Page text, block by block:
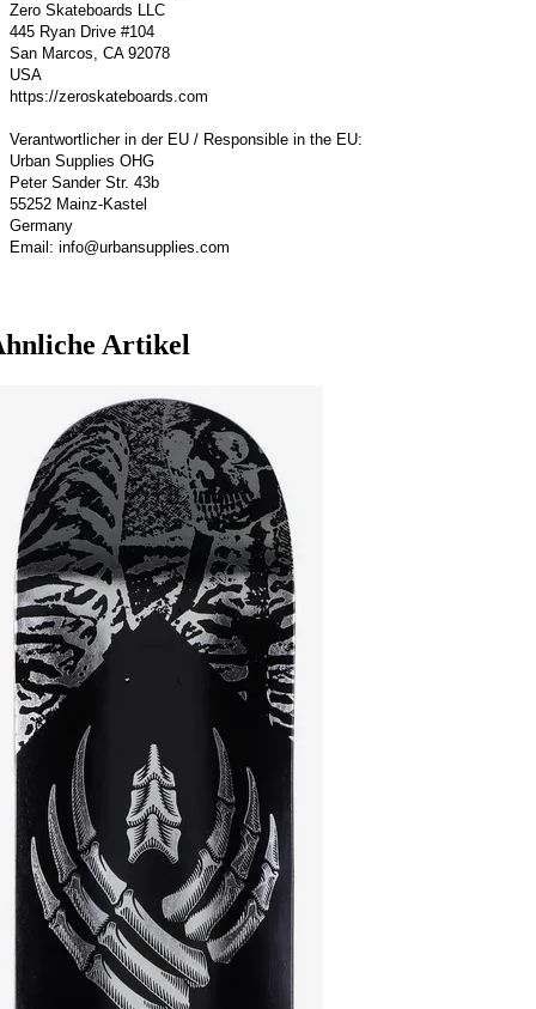
Zero Skateboards LLC
445 Ryan Drive #104
San Marcos, CA 92078
USA
https://zeroskateboards.com
Verantwortlicher in der EU / Responsible in the EU:
Urban Supplies OHG
Peter Sander Str. 43b
55252 Mainz-Kastel
Germany
Email: info@urbansupplies.com
Artikel